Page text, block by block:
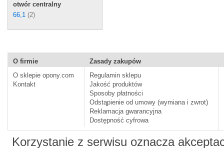
otwór centralny
66,1 (2)
O firmie
O sklepie opony.com
Kontakt
Zasady zakupów
Regulamin sklepu
Jakość produktów
Sposoby płatności
Odstąpienie od umowy (wymiana i zwrot)
Reklamacja gwarancyjna
Dostępność cyfrowa
Korzystanie z serwisu oznacza